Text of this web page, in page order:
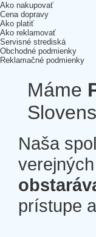
Ako nakupovať
Cena dopravy
Ako platiť
Ako reklamovať
Servisné strediská
Obchodné podmienky
Reklamačné podmienky
Máme
Naša
prístupe